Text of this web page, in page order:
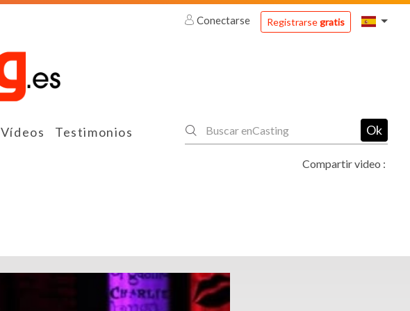
Conectarse Registrarsegratis
Vídeos Testimonios Ok
Compartir video :